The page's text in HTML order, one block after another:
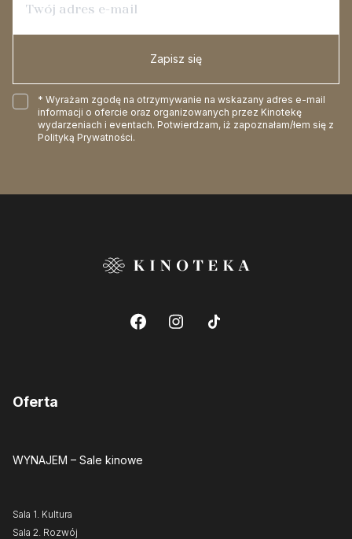
Zapisz się
* Wyrażam zgodę na otrzymywanie na wskazany adres e-mail
informacji o ofercie oraz organizowanych przez Kinotekę
wydarzeniach i eventach. Potwierdzam, iż zapoznałam/łem się z
Polityką Prywatności.
Oferta
WYNAJEM – Sale kinowe
Sala 1. Kultura
Sala 2. Rozwój